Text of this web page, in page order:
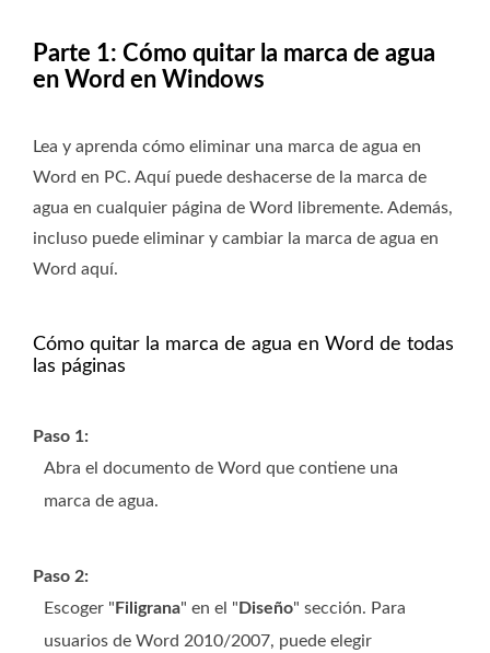
Parte 1: Cómo quitar la marca de agua
en Word en Windows
Lea y aprenda cómo eliminar una marca de agua en
Word en PC. Aquí puede deshacerse de la marca de
agua en cualquier página de Word libremente. Además,
incluso puede eliminar y cambiar la marca de agua en
Word aquí.
Cómo quitar la marca de agua en Word de todas
las páginas
Paso 1:
Abra el documento de Word que contiene una
marca de agua.
Paso 2:
Escoger "Filigrana" en el "Diseño" sección. Para
usuarios de Word 2010/2007, puede elegir